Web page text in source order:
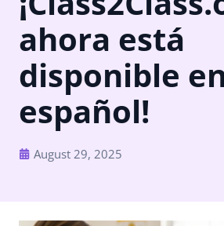
ahora está
disponible
español!
August 29, 2025